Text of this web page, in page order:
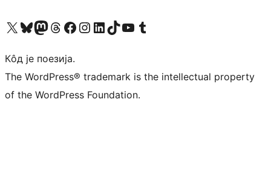
Visit our X (formerly Twitter) account
Посетите наш Bluesky налог
Visit our Mastodon account
Посетите наш налог на Threads-у Visit our Facebook page
Посетите наш Инстаграм налог
Visit our LinkedIn account
Посетите наш TikTok налог
Visit our YouTube channel
Посетите наш Tumblr налог
Кôд је поезија.
The WordPress® trademark is the intellectual property
of the WordPress Foundation.